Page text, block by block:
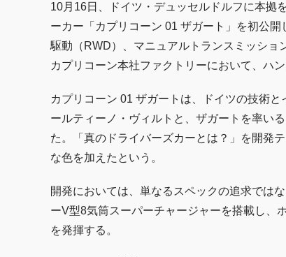
10月16日、ドイツ・デュッセルドルフに本拠
ーカー「カプリコーン 01 ザガート」を初公
駆動（RWD）、マニュアルトランスミッショ
カプリコーン本社ファクトリーにおいて、ハ
カプリコーン 01 ザガートは、ドイツの技術
ールティーノ・ヴィルトと、ザガートを率い
た。「真のドライバーズカーとは？」を開発
な色を加えたという。
開発においては、単なるスペックの追求では
ーV型8気筒スーパーチャージャーを搭載し、
を発揮する。